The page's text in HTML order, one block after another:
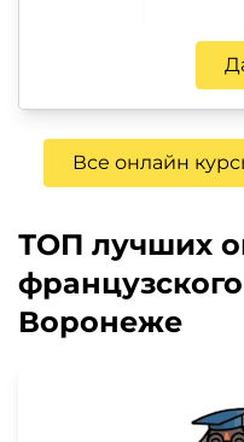
Все онлайн
ТОП лучших
Воронеже